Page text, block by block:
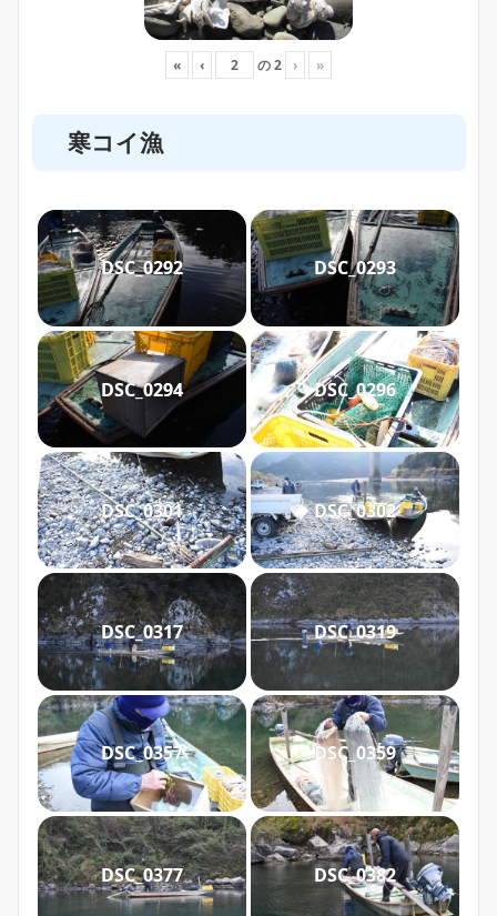
« ‹ の2 › »
寒コイ漁
DSC_0292 DSC_0293
DSC_0294 DSC_0296
DSC_0301 DSC_0302
DSC_0317 DSC_0319
DSC_0357 DSC_0359
DSC_0377 DSC_0382